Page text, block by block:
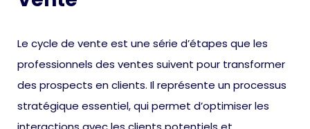
Le cycle de vente est une série d’étapes que les
professionnels des ventes suivent pour transformer
des prospects en clients. Il représente un processus
stratégique essentiel, qui permet d’optimiser les